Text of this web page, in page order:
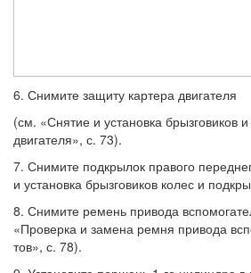
6. Снимите защиту картера двигателя
(см. «Снятие и установка брызговиков
двигателя», с. 73).
7. Снимите подкрылок правого
и установка брызго­виков колес и
8. Снимите ремень привода
«Проверка и замена ремня привода
тов», с. 78).